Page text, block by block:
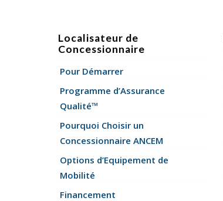
Localisateur de
Concessionnaire
Pour Démarrer
Programme d’Assurance
Qualité™
Pourquoi Choisir un
Concessionnaire ANCEM
Options d’Equipement de
Mobilité
Financement